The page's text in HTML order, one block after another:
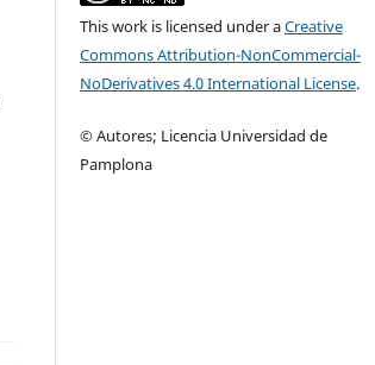
This work is licensed under aCreative
Commons Attribution-NonCommercial-
NoDerivatives 4.0 International License.
© Autores; Licencia Universidad de
Pamplona